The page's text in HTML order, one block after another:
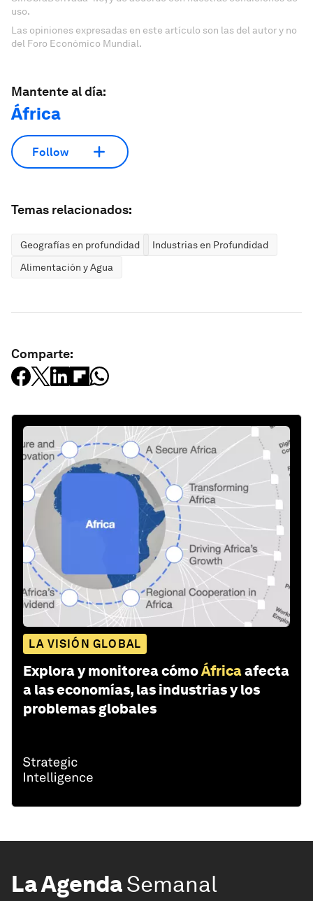
uso.
Las opiniones expresadas en este artículo son las del autor y no
del Foro Económico Mundial.
Mantente al día:
África
Follow
Temas relacionados:
Geografías en profundidad
Industrias en Profundidad
Alimentación y Agua
Comparte:
LA VISIÓN GLOBAL
Explora y monitorea cómoÁfricaafecta
a las economías, las industrias y los
problemas globales
La AgendaSemanal